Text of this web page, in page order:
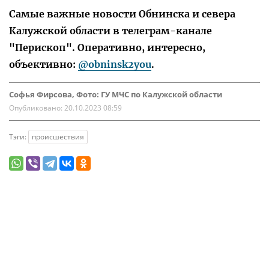
Самые важные новости Обнинска и севера
Калужской области в телеграм-канале
"Перископ". Оперативно, интересно,
объективно: @obninsk2you.
Софья Фирсова, Фото: ГУ МЧС по Калужской области
Опубликовано: 20.10.2023 08:59
Тэги: происшествия